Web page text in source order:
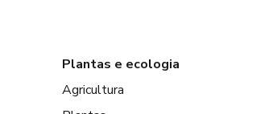
Plantas e ecologia
Agricultura